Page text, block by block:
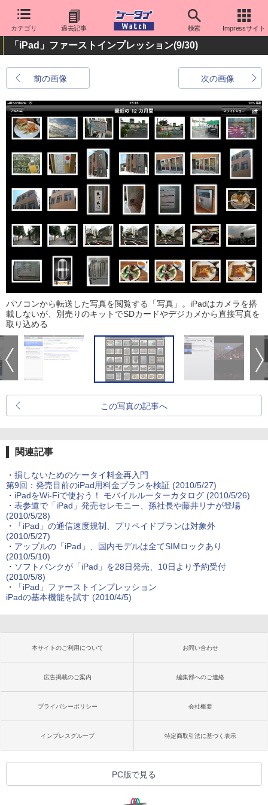
カテゴリ 過去記事 検索 Impressサイト
「iPad」ファーストインプレッション(9/30)
前の画像 次の画像
パソコンから転送した写真を閲覧する「写真」。iPadはカメラを搭
載しないが、別売りのキットでSDカードやデジカメから直接写真を
取り込める
この写真の記事へ
関連記事
・ 損しないためのケータイ料金再入門
第9回：発売目前のiPad用料金プランを検証(2010/5/27)
・ iPadをWi-Fiで使おう！ モバイルルーターカタログ(2010/5/26)
・ 表参道で「iPad」発売セレモニー、孫社長や藤井リナが登場
(2010/5/28)
・
「iPad」の通信速度規制、プリペイドプランは対象外
(2010/5/27)
・ アップルの「iPad」、国内モデルは全てSIMロックあり
(2010/5/10)
・ ソフトバンクが「iPad」を28日発売、10日より予約受付
(2010/5/8)
・
「iPad」ファーストインプレッション
iPadの基本機能を試す (2010/4/5)
本サイトのご利用について お問い合わせ
広告掲載のご案内 編集部へのご連絡
プライバシーポリシー 会社概要
インプレスグループ 特定商取引法に基づく表示
PC版で見る